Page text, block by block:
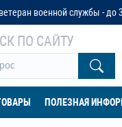
военной службы - до 32
ПО САЙТУ
ПОЛЕЗНАЯ